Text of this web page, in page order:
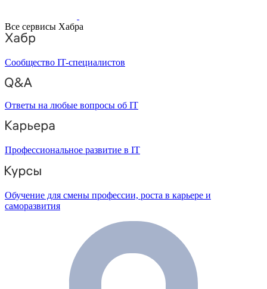
Все сервисы Хабра
Сообщество IT-специалистов
Ответы на любые вопросы об IT
Профессиональное развитие в IT
Обучение для смены профессии, роста в карьере и
саморазвития